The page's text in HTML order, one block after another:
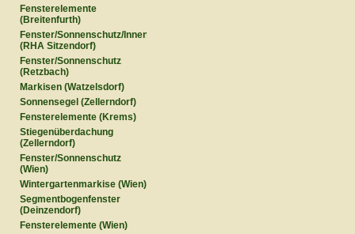
Fensterelemente
(Breitenfurth)
Fenster/Sonnenschutz/Innentüren
(RHA Sitzendorf)
Fenster/Sonnenschutz
(Retzbach)
Markisen (Watzelsdorf)
Sonnensegel (Zellerndorf)
Fensterelemente (Krems)
Stiegenüberdachung
(Zellerndorf)
Fenster/Sonnenschutz
(Wien)
Wintergartenmarkise (Wien)
Segmentbogenfenster
(Deinzendorf)
Fensterelemente (Wien)